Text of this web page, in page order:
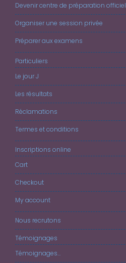
Devenir centre de préparation officiel
Organiser une session privée
Préparer aux examens
Particuliers
Le jour J
Les résultats
Réclamations
Termes et conditions
Inscriptions online
Cart
Checkout
My account
Nous recrutons
Témoignages
Témoignages…